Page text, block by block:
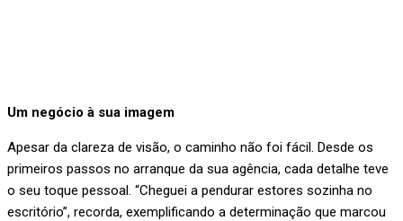
Um negócio à sua imagem
Apesar da clareza de visão, o caminho não foi fácil. Desde os
primeiros passos no arranque da sua agência, cada detalhe teve
o seu toque pessoal. “Cheguei a pendurar estores sozinha no
escritório”, recorda, exemplificando a determinação que marcou